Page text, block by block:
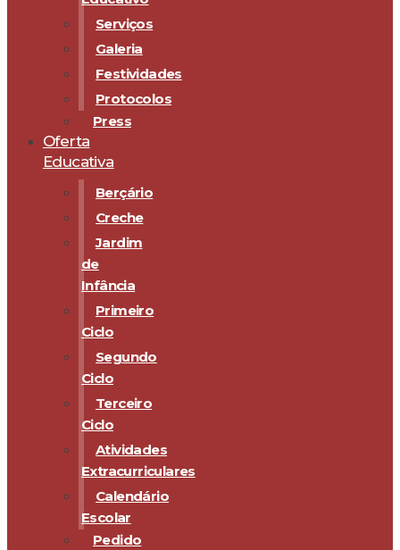
Serviços
Galeria
Festividades
Protocolos
Press
Oferta
Educativa
Berçário
Creche
Jardim
de
Infância
Primeiro
Ciclo
Segundo
Ciclo
Terceiro
Ciclo
Atividades
Extracurriculares
Calendário
Escolar
Pedido